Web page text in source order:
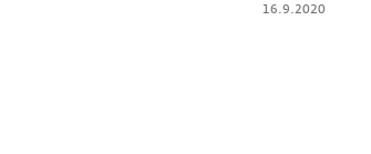
16.9.2020